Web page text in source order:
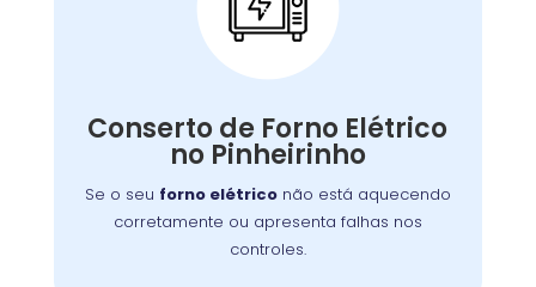
Conserto de Forno Elétrico
no Pinheirinho
Se o seu forno elétriconão está aquecendo
corretamente ou apresenta falhas nos
controles.
Conserto de Forno
Elétrico:
o problema, permitindo que você continue a
preparar suas refeições favoritas sem